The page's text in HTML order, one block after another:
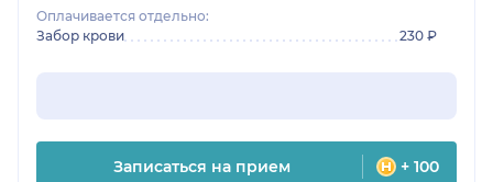
Оплачивается отдельно:
Забор крови
230 ₽
Записаться на прием + 100